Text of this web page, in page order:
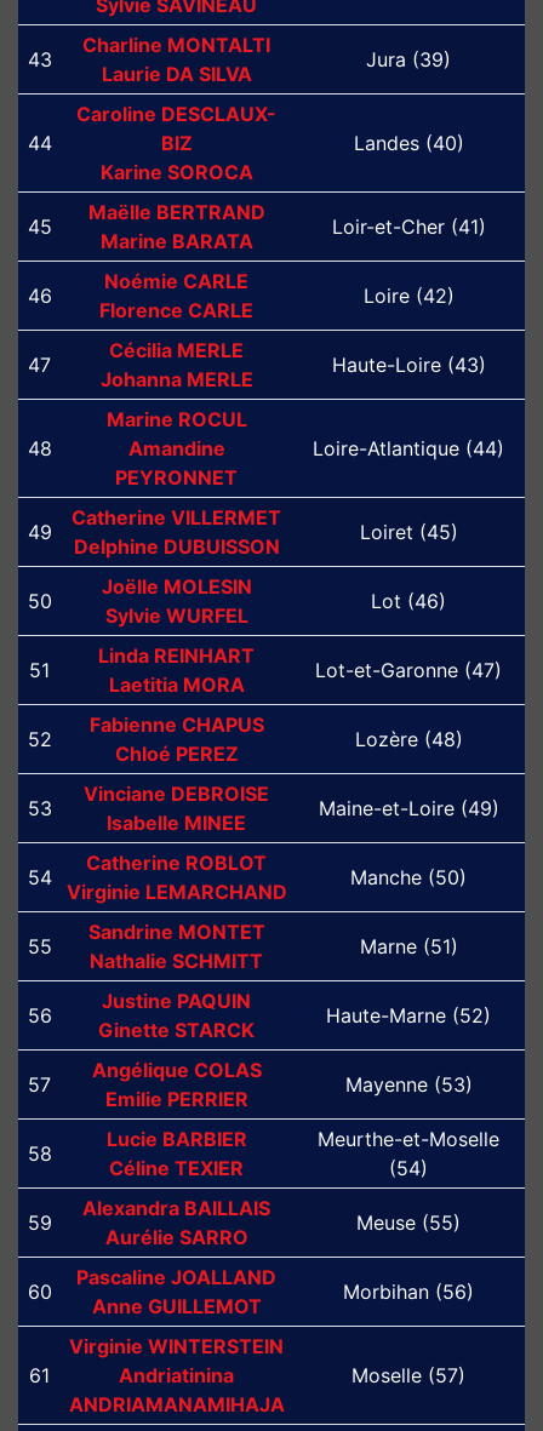
Sylvie SAVINEAU
43
Charline MONTALTI
Laurie DA SILVA
Jura (39)
44
Caroline DESCLAUX-
BIZ
Karine SOROCA
Landes (40)
45
Maëlle BERTRAND
Marine BARATA
Loir-et-Cher (41)
46
Noémie CARLE
Florence CARLE
Loire (42)
47
Cécilia MERLE
Johanna MERLE
Haute-Loire (43)
48
Marine ROCUL
Amandine
PEYRONNET
Loire-Atlantique (44)
49
Catherine VILLERMET
Delphine DUBUISSON
Loiret (45)
50
Joëlle MOLESIN
Sylvie WURFEL
Lot (46)
51
Linda REINHART
Laetitia MORA
Lot-et-Garonne (47)
52
Fabienne CHAPUS
Chloé PEREZ
Lozère (48)
53
Vinciane DEBROISE
Isabelle MINEE
Maine-et-Loire (49)
54
Catherine ROBLOT
Virginie LEMARCHAND
Manche (50)
55
Sandrine MONTET
Nathalie SCHMITT
Marne (51)
56
Justine PAQUIN
Ginette STARCK
Haute-Marne (52)
57
Angélique COLAS
Emilie PERRIER
Mayenne (53)
58
Lucie BARBIER
Céline TEXIER
Meurthe-et-Moselle
(54)
59
Alexandra BAILLAIS
Aurélie SARRO
Meuse (55)
60
Pascaline JOALLAND
Anne GUILLEMOT
Morbihan (56)
61
Virginie WINTERSTEIN
Andriatinina
ANDRIAMANAMIHAJA
Moselle (57)